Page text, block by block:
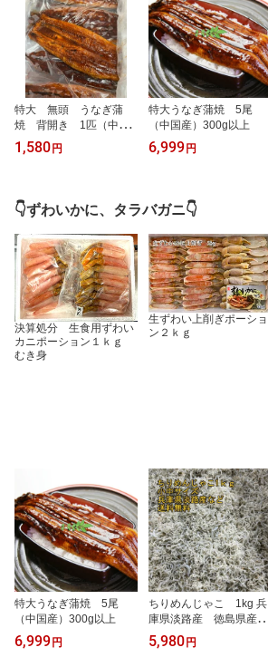
特大 無頭 うなぎ蒲
焼 背開き 1匹（中国
産）400g前後 業務用
1,580 円
特大うなぎ蒲焼 5尾
（中国産）300g以上
6,999 円
👇ずわいかに、タラバガニ👇
決算処分 生食用ずわい
カニポーション１ｋｇ
むき身
生ずわい上削ぎポーショ
ン２ｋｇ
特大うなぎ蒲焼 5尾
（中国産）300g以上
6,999 円
ちりめんじゃこ 1kg 兵
庫県淡路産 徳島県産
その他国産 中サイズ
ソフトタイプ
5,980 円